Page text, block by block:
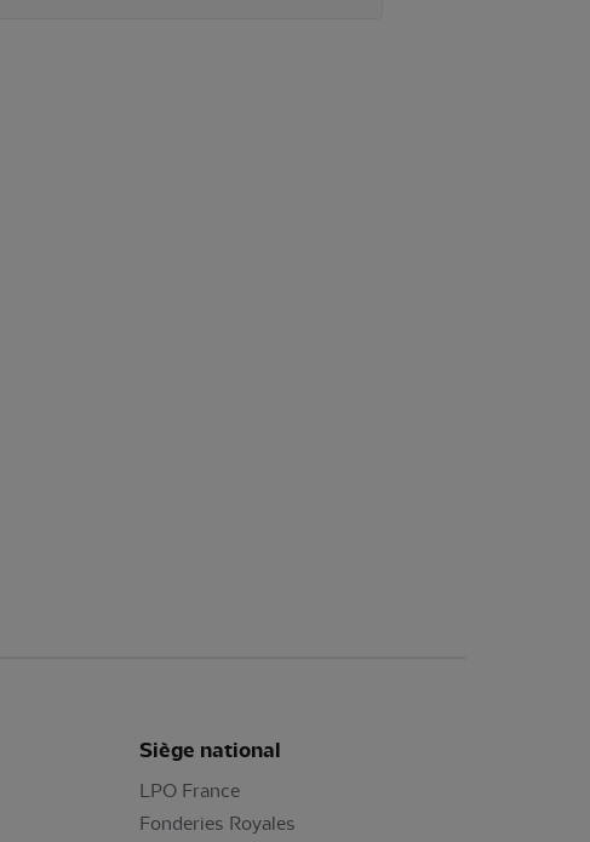
Siège national
LPO France
Fonderies Royales